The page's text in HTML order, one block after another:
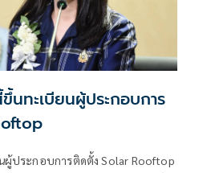
นทะเบียนผู้ประกอบการ
ผู้ประกอบการติดตั้ง Solar Rooftop